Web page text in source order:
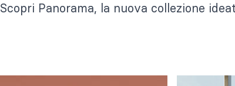
Scopri Panorama, la nuova collezione